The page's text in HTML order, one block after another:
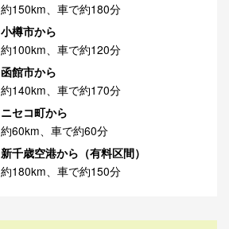
約150km、車で約180分
小樽市から
約100km、車で約120分
函館市から
約140km、車で約170分
ニセコ町から
約60km、車で約60分
新千歳空港から（有料区間）
約180km、車で約150分